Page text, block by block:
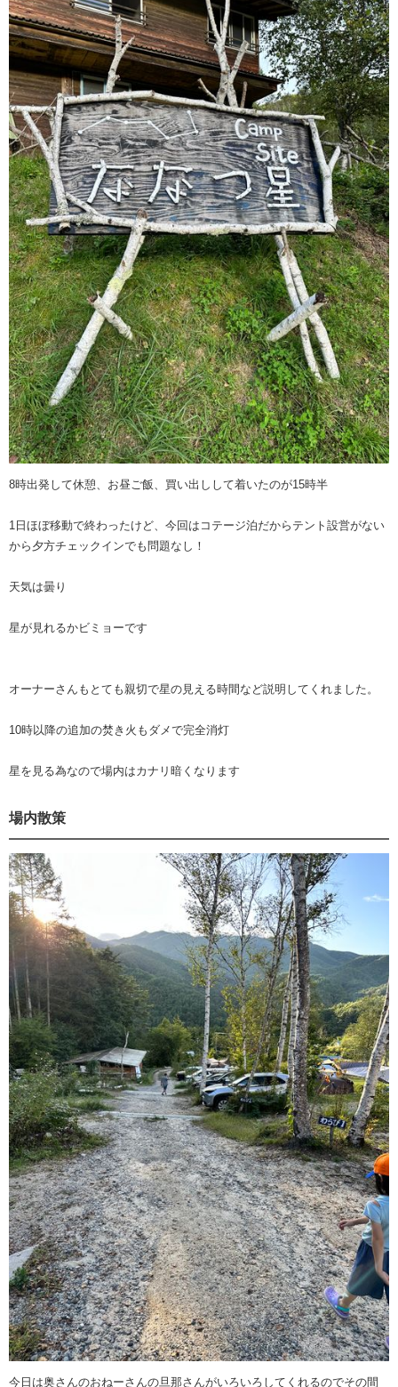
8時出発して休憩、お昼ご飯、買い出しして着いたのが15時半
1日ほぼ移動で終わったけど、今回はコテージ泊だからテント設営がない
から夕方チェックインでも問題なし！
天気は曇り
星が見れるかビミョーです
オーナーさんもとても親切で星の見える時間など説明してくれました。
10時以降の追加の焚き火もダメで完全消灯
星を見る為なので場内はカナリ暗くなります
場内散策
今日は奥さんのおねーさんの旦那さんがいろいろしてくれるのでその間